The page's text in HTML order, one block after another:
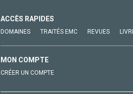
ACCÈS RAPIDES
DOMAINES TRAITÉS EMC REVUES
MON COMPTE
CRÉER UN COMPTE